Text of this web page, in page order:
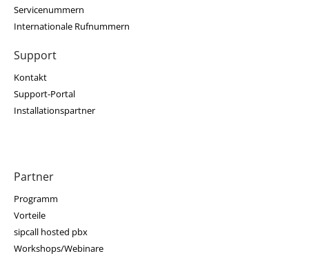
Servicenummern
Internationale Rufnummern
Support
Kontakt
Support-Portal
Installationspartner
Partner
Programm
Vorteile
sipcall hosted pbx
Workshops/Webinare